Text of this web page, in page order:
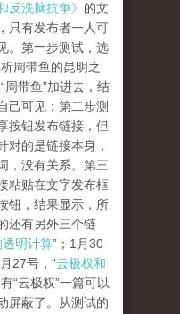
反洗脑抗争》 的文
只有发布者一人可
。第一步测试，选
周带鱼的昆明之
周带鱼”加进去，结
己可见；第二步测
按钮发布链接，但
对的是链接本身，
，没有关系。第三
粘贴在文字发布框
钮，结果显示，所
还有另外三个链
明计算”；1月30
27号，“云极权和
“云极权”一篇可以
屏蔽了。从测试的